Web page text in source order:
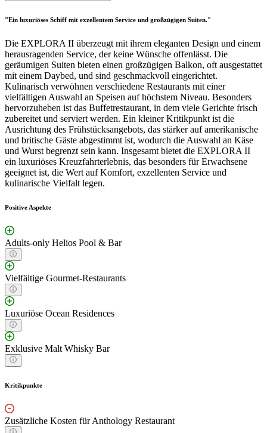
"Ein luxuriöses Schiff mit exzellentem Service und großzügigen Suiten."
Die EXPLORA II überzeugt mit ihrem eleganten Design und einem
herausragenden Service, der keine Wünsche offenlässt. Die
geräumigen Suiten bieten einen großzügigen Balkon, oft ausgestattet
mit einem Daybed, und sind geschmackvoll eingerichtet.
Kulinarisch verwöhnen verschiedene Restaurants mit einer
vielfältigen Auswahl an Speisen auf höchstem Niveau. Besonders
hervorzuheben ist das Buffetrestaurant, in dem viele Gerichte frisch
zubereitet und serviert werden. Ein kleiner Kritikpunkt ist die
Ausrichtung des Frühstücksangebots, das stärker auf amerikanische
und britische Gäste abgestimmt ist, wodurch die Auswahl an Käse
und Wurst begrenzt sein kann. Insgesamt bietet die EXPLORA II
ein luxuriöses Kreuzfahrterlebnis, das besonders für Erwachsene
geeignet ist, die Wert auf Komfort, exzellenten Service und
kulinarische Vielfalt legen.
Positive Aspekte
Adults-only Helios Pool & Bar
Vielfältige Gourmet-Restaurants
Luxuriöse Ocean Residences
Exklusive Malt Whisky Bar
Kritikpunkte
Zusätzliche Kosten für Anthology Restaurant